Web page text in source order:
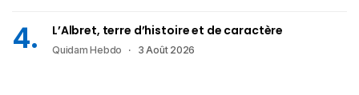
L’Albret, terre d’histoire et de caractère
Quidam Hebdo 3 Août 2026